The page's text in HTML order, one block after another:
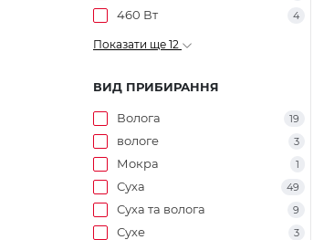
460 Вт 4
Показати ще 12
ВИД ПРИБИРАННЯ
Волога 19
вологе 3
Мокра 1
Суха 49
Суха та волога 9
Сухе 3